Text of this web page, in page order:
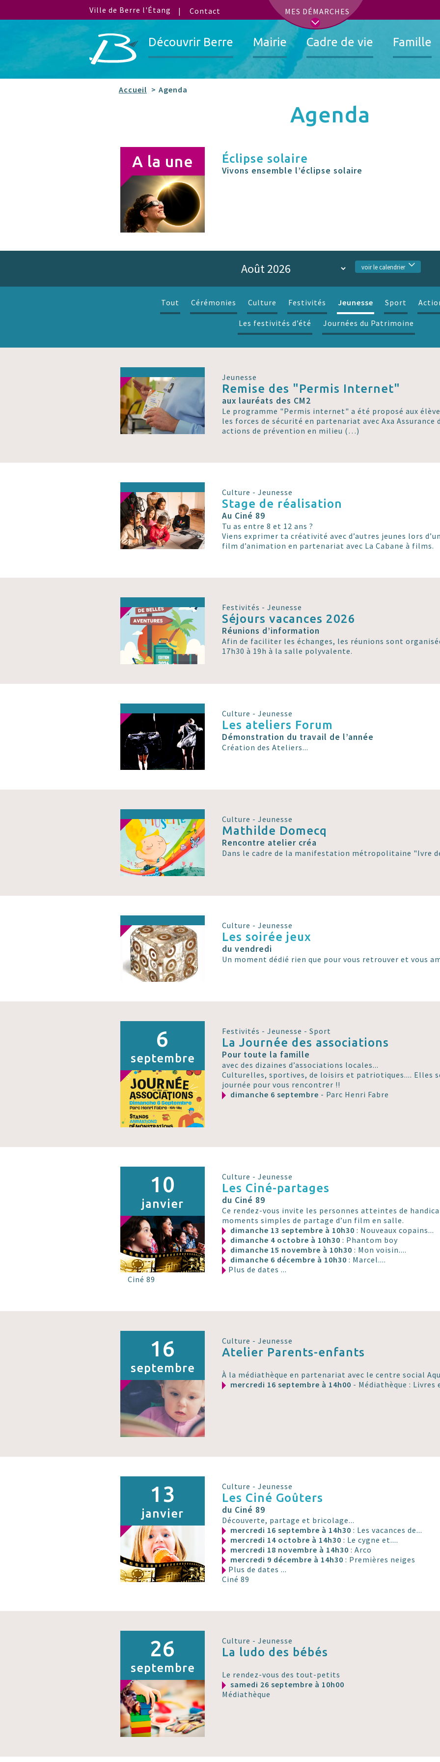
Ville de Berre l'Étang MES DÉMARCHES
Contact
Découvrir Berre Mairie Cadre de vie Famille
Accueil Agenda
Agenda
A la une Éclipse solaire
Vivons ensemble l’éclipse solaire
voir le calendrier
Tout Cérémonies Culture Festivités Jeunesse Sport
Les festivités d’été Journées du Patrimoine
Jeunesse
Remise des "Permis Internet"
aux lauréats des CM2
Le programme "Permis internet" a été proposé aux
les forces de sécurité en partenariat avec Axa Assurance
actions de prévention en milieu (…)
Culture - Jeunesse
Stage de réalisation
Au Ciné 89
Tu as entre 8 et 12 ans ?
Viens exprimer ta créativité avec d’autres jeunes lors
film d’animation en partenariat avec La Cabane à films.
Festivités - Jeunesse
Séjours vacances 2026
Réunions d’information
Afin de faciliter les échanges, les réunions sont
17h30 à 19h à la salle polyvalente.
Culture - Jeunesse
Les ateliers Forum
Démonstration du travail de l’année
Création des Ateliers...
Culture - Jeunesse
Mathilde Domecq
Rencontre atelier créa
Dans le cadre de la manifestation métropolitaine "Ivre
Culture - Jeunesse
Les soirée jeux
du vendredi
Un moment dédié rien que pour vous retrouver et vous
6
septembre
Festivités - Jeunesse - Sport
La Journée des associations
Pour toute la famille
avec des dizaines d’associations locales...
Culturelles, sportives, de loisirs et patriotiques.... Elles
journée pour vous rencontrer !!
dimanche 6 septembre - Parc Henri Fabre
10
janvier
Culture - Jeunesse
Les Ciné-partages
du Ciné 89
Ce rendez-vous invite les personnes atteintes de
moments simples de partage d’un film en salle.
dimanche 13 septembre à 10h30: Nouveaux copains...
dimanche 4 octobre à 10h30: Phantom boy
dimanche 15 novembre à 10h30: Mon voisin....
dimanche 6 décembre à 10h30: Marcel....
Plus de dates ...
Ciné 89
16
septembre
Culture - Jeunesse
Atelier Parents-enfants
À la médiathèque en partenariat avec le centre social
mercredi 16 septembre à 14h00 - Médiathèque : Livres
13
janvier
Culture - Jeunesse
Les Ciné Goûters
du Ciné 89
Découverte, partage et bricolage...
mercredi 16 septembre à 14h30: Les vacances de...
mercredi 14 octobre à 14h30: Le cygne et....
mercredi 18 novembre à 14h30: Arco
mercredi 9 décembre à 14h30: Premières neiges
Plus de dates ...
Ciné 89
26
septembre
Culture - Jeunesse
La ludo des bébés
Le rendez-vous des tout-petits
samedi 26 septembre à 10h00
Médiathèque